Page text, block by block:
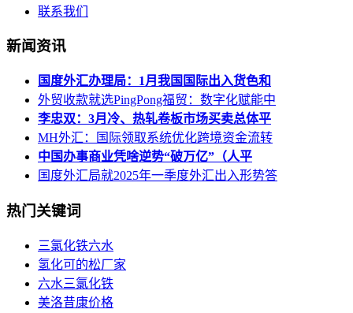
联系我们
新闻资讯
国度外汇办理局：1月我国国际出入货色和
外贸收款就选PingPong福贸：数字化赋能中
李忠双：3月冷、热轧卷板市场买卖总体平
MH外汇：国际领取系统优化跨境资金流转
中国办事商业凭啥逆势“破万亿”（人平
国度外汇局就2025年一季度外汇出入形势答
热门关键词
三氯化铁六水
氢化可的松厂家
六水三氯化铁
美洛昔康价格